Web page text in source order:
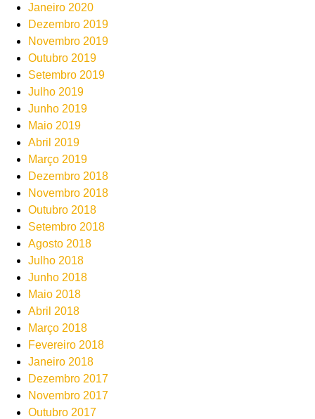
Janeiro 2020
Dezembro 2019
Novembro 2019
Outubro 2019
Setembro 2019
Julho 2019
Junho 2019
Maio 2019
Abril 2019
Março 2019
Dezembro 2018
Novembro 2018
Outubro 2018
Setembro 2018
Agosto 2018
Julho 2018
Junho 2018
Maio 2018
Abril 2018
Março 2018
Fevereiro 2018
Janeiro 2018
Dezembro 2017
Novembro 2017
Outubro 2017